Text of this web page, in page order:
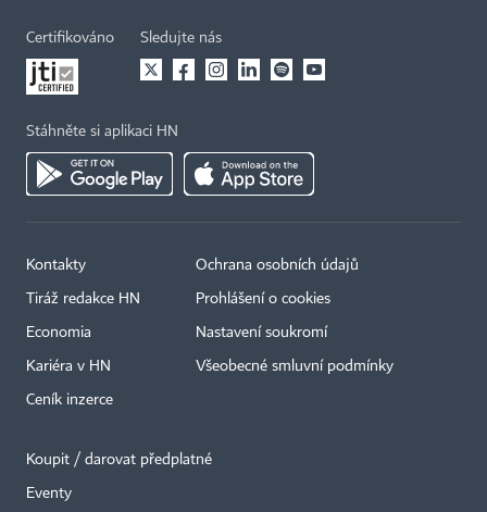
Certifikováno Sledujte nás
Stáhněte si aplikaci HN
Kontakty
Tiráž redakce HN
Economia
Kariéra v HN
Ceník inzerce
Ochrana osobních údajů
Prohlášení o cookies
Nastavení soukromí
Všeobecné smluvní podmínky
Koupit / darovat předplatné
Eventy